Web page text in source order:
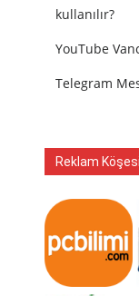
kullanılır?
YouTube
Telegram
Reklam Köşesi